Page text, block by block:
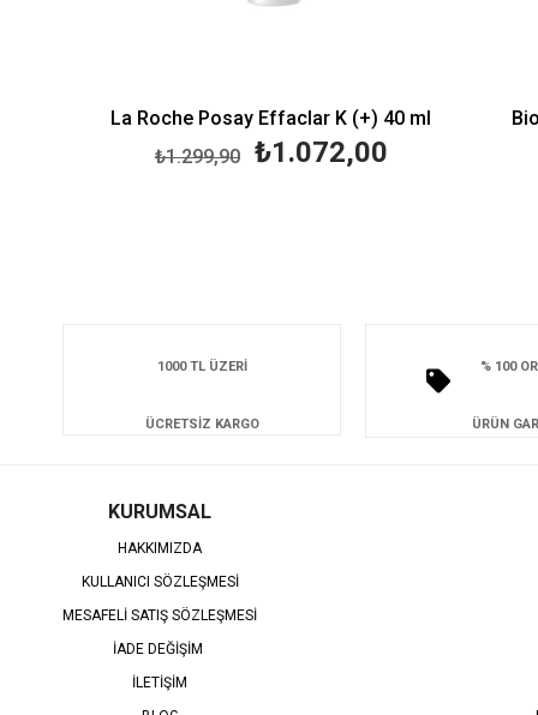
La Roche Posay Effaclar K (+) 40 ml
₺1.072,00
₺1.299,90
1000 TL ÜZERİ
ÜCRETSİZ KARGO
% 100
ÜRÜN
KURUMSAL
HAKKIMIZDA
KULLANICI SÖZLEŞMESİ
MESAFELİ SATIŞ SÖZLEŞMESİ
İADE DEĞİŞİM
İLETİŞİM